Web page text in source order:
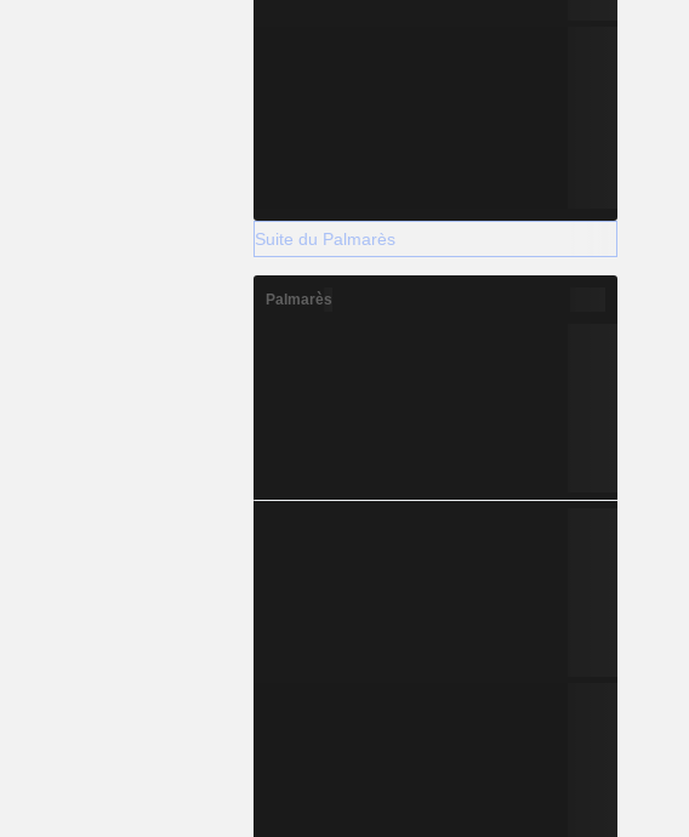
Suite du Palmarès
Palmarès